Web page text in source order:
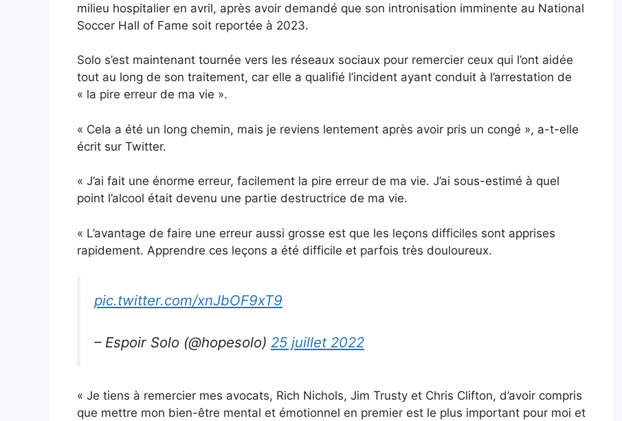
milieu hospitalier en avril, après avoir demandé que son intronisation imminente au National
Soccer Hall of Fame soit reportée à 2023.
Solo s’est maintenant tournée vers les réseaux sociaux pour remercier ceux qui l’ont aidée
tout au long de son traitement, car elle a qualifié l’incident ayant conduit à l’arrestation de
« la pire erreur de ma vie ».
« Cela a été un long chemin, mais je reviens lentement après avoir pris un congé », a-t-elle
écrit sur Twitter.
« J’ai fait une énorme erreur, facilement la pire erreur de ma vie. J’ai sous-estimé à quel
point l’alcool était devenu une partie destructrice de ma vie.
« L’avantage de faire une erreur aussi grosse est que les leçons difficiles sont apprises
rapidement. Apprendre ces leçons a été difficile et parfois très douloureux.
pic.twitter.com/xnJbOF9xT9
– Espoir Solo (@hopesolo) 25 juillet 2022
« Je tiens à remercier mes avocats, Rich Nichols, Jim Trusty et Chris Clifton, d’avoir compris
que mettre mon bien-être mental et émotionnel en premier est le plus important pour moi et